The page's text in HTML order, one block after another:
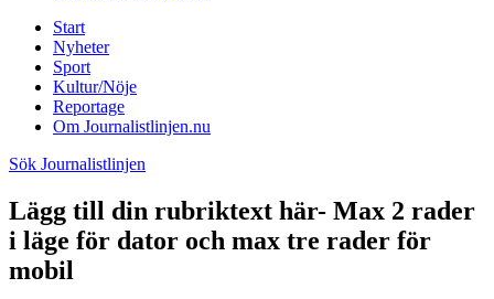
Start
Nyheter
Sport
Kultur/Nöje
Reportage
Om Journalistlinjen.nu
Sök Journalistlinjen
Lägg till din rubriktext här- Max 2 rader
i läge för dator och max tre rader för
mobil